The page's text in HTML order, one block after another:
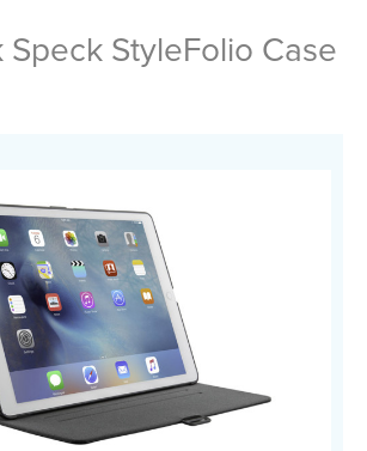
Speck StyleFolio Case